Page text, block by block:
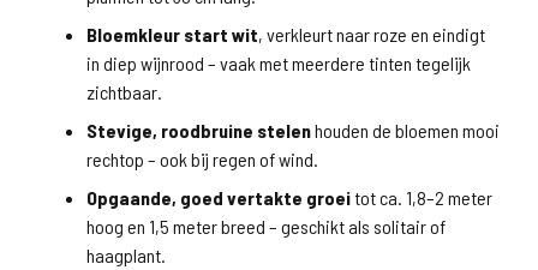
Bloemkleur start wit, verkleurt naar roze en eindigt
in diep wijnrood – vaak met meerdere tinten tegelijk
zichtbaar.
Stevige, roodbruine stelenhouden de bloemen mooi
rechtop – ook bij regen of wind.
Opgaande, goed vertakte groeitot ca. 1,8–2 meter
hoog en 1,5 meter breed – geschikt als solitair of
haagplant.